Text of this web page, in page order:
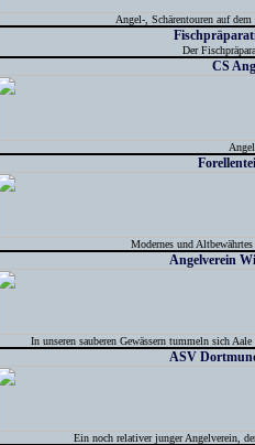
Angel-, Schärentouren auf
Der
CS
Modernes und
Angelverein
In unseren sauberen Gewässern tummeln sich
ASV
Ein noch relativer junger Angelverein,